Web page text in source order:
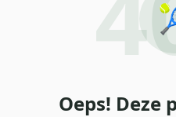
Oeps! Deze